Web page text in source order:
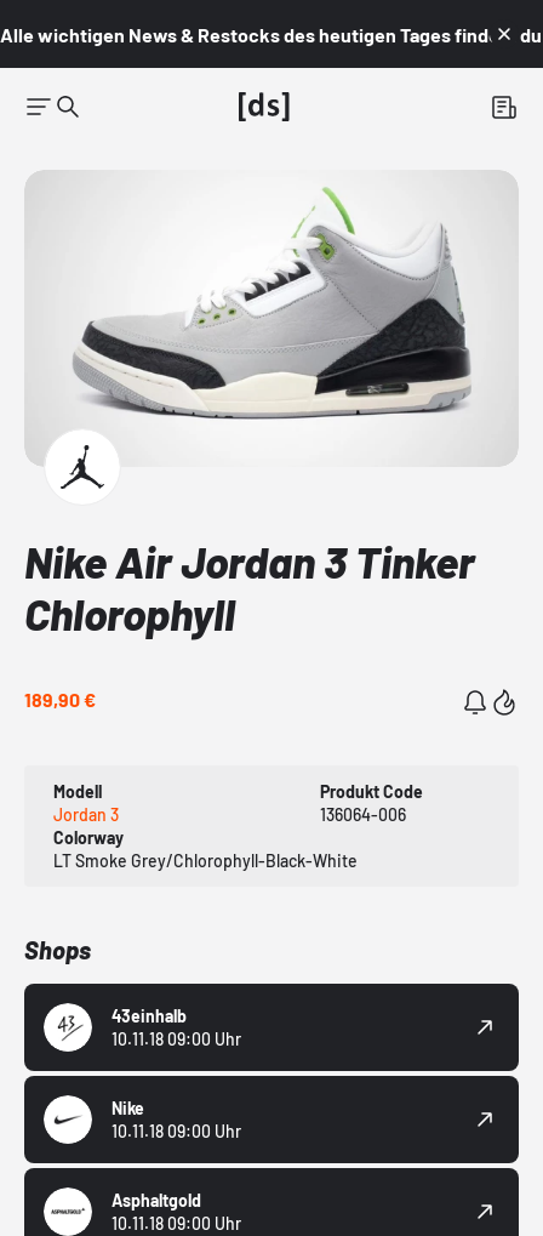
Alle wichtigen News & Restocks des heutigen Tages findest du
Nike Air Jordan 3 Tinker
Chlorophyll
189,90 €
Modell
Jordan 3
Produkt Code
136064-006
Colorway
LT Smoke Grey/Chlorophyll-Black-White
Shops
43einhalb
10.11.18 09:00 Uhr
Nike
10.11.18 09:00 Uhr
Asphaltgold
10.11.18 09:00 Uhr